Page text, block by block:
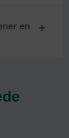
en